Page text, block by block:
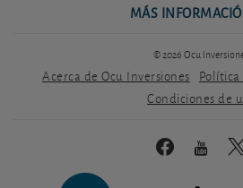
MÁS
© 2026 Ocu
Acerca de Ocu Inversiones Política
Condiciones de